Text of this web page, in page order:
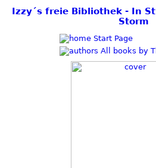
Izzy´s freie Bibliothek - In
Storm
Start Page
All books by